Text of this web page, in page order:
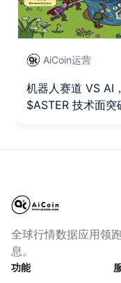
AiCoin运营
机器人赛道 VS AI
$ASTER 技术面突
全球行情数据应用领
息。
功能